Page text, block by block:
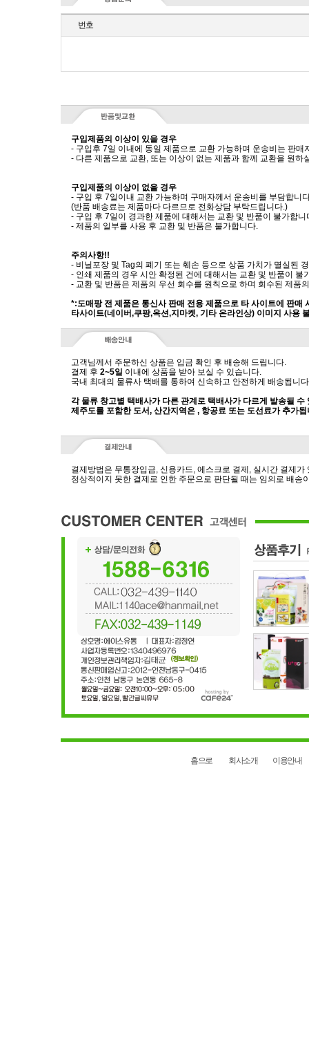
번호
구입제품의 이상이 있을 경우
- 구입후 7일 이내에 동일 제품으로 교환 가능하며 운송비는 판매
- 다른 제품으로 교환, 또는 이상이 없는 제품과 함께 교환을 원하
구입제품의 이상이 없을 경우
- 구입 후 7일이내 교환 가능하며 구매자께서 운송비를 부담합니
(반품 배송료는 제품마다 다르므로 전화상담 부탁드립니다.)
- 구입 후 7일이 경과한 제품에 대해서는 교환 및 반품이 불가합니
- 제품의 일부를 사용 후 교환 및 반품은 불가합니다.
주의사항!!
- 비닐포장 및 Tag의 폐기 또는 훼손 등으로 상품 가치가 멸실된
- 인쇄 제품의 경우 시안 확정된 건에 대해서는 교환 및 반품이 불
- 교환 및 반품은 제품의 우선 회수를 원칙으로 하며 회수된 제품
*:도매팡 전 제품은 통신사 판매 전용 제품으로 타 사이트에 판매
타사이트(네이버,쿠팡,옥션,지마켓, 기타 온라인상) 이미지 사용
고객님께서 주문하신 상품은 입금 확인 후 배송해 드립니다.
결제 후 2~5일 이내에 상품을 받아 보실 수 있습니다.
국내 최대의 물류사 택배를 통하여 신속하고 안전하게 배송됩니
각 물류 창고별 택배사가 다른 관계로 택배사가 다르게 발송될 수
제주도를 포함한 도서, 산간지역은 , 항공료 또는 도선료가 추가됩
결제방법은 무통장입금, 신용카드, 에스크로 결제, 실시간 결제가
정상적이지 못한 결제로 인한 주문으로 판단될 때는 임의로 배송
홈으로 회사소개 이용안내